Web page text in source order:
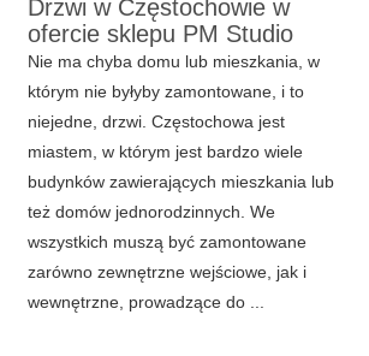
Drzwi w Częstochowie w
ofercie sklepu PM Studio
Nie ma chyba domu lub mieszkania, w
którym nie byłyby zamontowane, i to
niejedne, drzwi. Częstochowa jest
miastem, w którym jest bardzo wiele
budynków zawierających mieszkania lub
też domów jednorodzinnych. We
wszystkich muszą być zamontowane
zarówno zewnętrzne wejściowe, jak i
wewnętrzne, prowadzące do ...